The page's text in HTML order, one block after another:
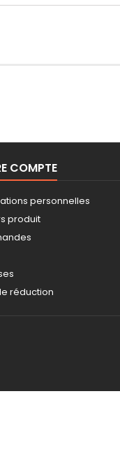
COMPTE
personnelles
produit
réduction